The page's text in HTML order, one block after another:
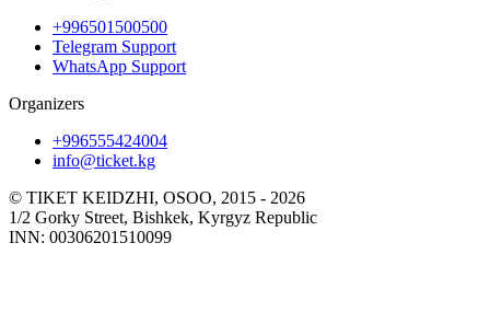
+996501500500
Telegram Support
WhatsApp Support
Organizers
+996555424004
info@ticket.kg
© TIKET KEIDZHI, OSOO, 2015 - 2026
1/2 Gorky Street, Bishkek, Kyrgyz Republic
INN: 00306201510099